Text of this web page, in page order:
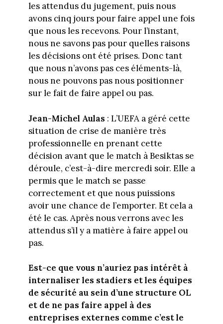
les attendus du jugement, puis nous
avons cinq jours pour faire appel une fois
que nous les recevons. Pour l’instant,
nous ne savons pas pour quelles raisons
les décisions ont été prises. Donc tant
que nous n’avons pas ces éléments-là,
nous ne pouvons pas nous positionner
sur le fait de faire appel ou pas.
Jean-Michel Aulas : L’UEFA a géré cette
situation de crise de manière très
professionnelle en prenant cette
décision avant que le match à Besiktas se
déroule, c’est-à-dire mercredi soir. Elle a
permis que le match se passe
correctement et que nous puissions
avoir une chance de l’emporter. Et cela a
été le cas. Après nous verrons avec les
attendus s’il y a matière à faire appel ou
pas.
Est-ce que vous n’auriez pas intérêt à
internaliser les stadiers et les équipes
de sécurité au sein d’une structure OL
et de ne pas faire appel à des
entreprises externes comme c’est le